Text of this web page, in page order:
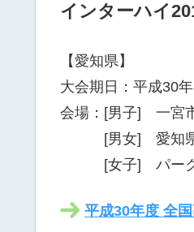
インターハイ
【愛知県】
大会期日：平成30
会場：[男子] 一宮
[男女] 愛知県
[女子] パークア
平成30年度 全